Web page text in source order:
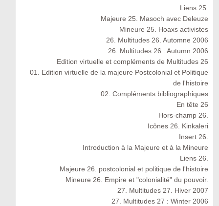
Liens 25.
Majeure 25. Masoch avec Deleuze
Mineure 25. Hoaxs activistes
26. Multitudes 26. Automne 2006
26. Multitudes 26 : Autumn 2006
Edition virtuelle et compléments de Multitudes 26
01. Edition virtuelle de la majeure Postcolonial et Politique
de l'histoire
02. Compléments bibliographiques
En tête 26
Hors-champ 26.
Icônes 26. Kinkaleri
Insert 26.
Introduction à la Majeure et à la Mineure
Liens 26.
Majeure 26. postcolonial et politique de l'histoire
Mineure 26. Empire et "colonialité" du pouvoir.
27. Multitudes 27. Hiver 2007
27. Multitudes 27 : Winter 2006